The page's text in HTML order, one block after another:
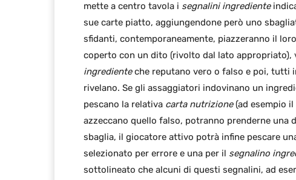
mette a centro tavola i segnalini ingrediente
sue carte piatto, aggiungendone però uno
sfidanti, contemporaneamente, piazzeranno il loro
coperto con un dito (rivolto dal lato appropriato),
ingredienteche reputano vero o falso e poi, tutti
rivelano. Se gli assaggiatori indovinano un
pescano la relativa carta nutrizione(ad esempio il
azzeccano quello falso, potranno prenderne una
sbaglia, il giocatore attivo potrà infine pescare
selezionato per errore e una per il segnalino
sottolineato che alcuni di questi segnalini, ad